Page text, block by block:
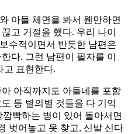
아들 체면을 봐서 웬만하면
고 거절을 했다. 우리 나이
수적이면서 반듯한 남편은
다. 그런 남편이 필자를 이
고 표현한다.
아직까지도 아들네를 포함
등 별의별 것들을 다 기억
빡하는 병이 있어 돌아서면
벗어놓고 못 찾고, 신발 신다